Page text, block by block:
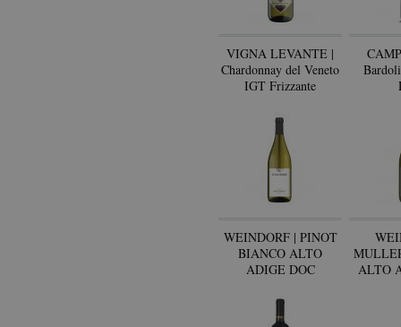
VIGNA LEVANTE |
Chardonnay del Veneto
IGT Frizzante
WEINDORF | PINOT
BIANCO ALTO
ADIGE DOC
ALTO